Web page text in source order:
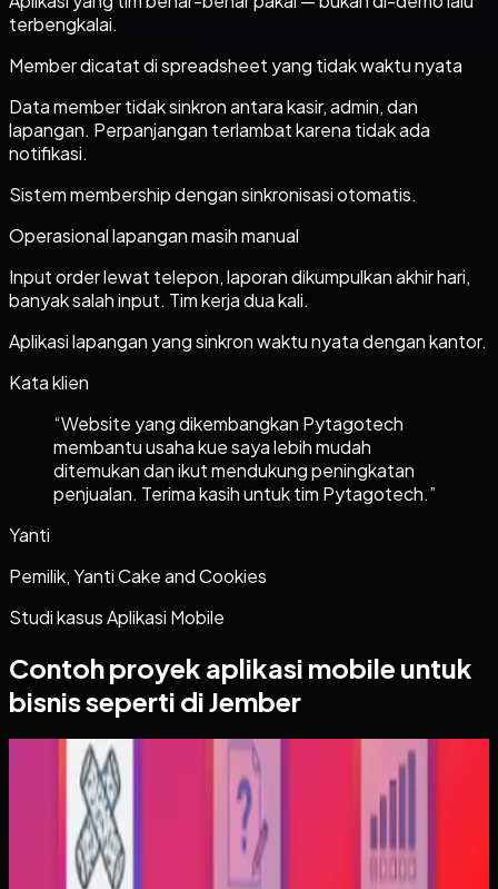
terbengkalai.
Member dicatat di spreadsheet yang tidak waktu nyata
Data member tidak sinkron antara kasir, admin, dan
lapangan. Perpanjangan terlambat karena tidak ada
notifikasi.
Sistem membership dengan sinkronisasi otomatis.
Operasional lapangan masih manual
Input order lewat telepon, laporan dikumpulkan akhir hari,
banyak salah input. Tim kerja dua kali.
Aplikasi lapangan yang sinkron waktu nyata dengan kantor.
Kata klien
“Website yang dikembangkan Pytagotech
membantu usaha kue saya lebih mudah
ditemukan dan ikut mendukung peningkatan
penjualan. Terima kasih untuk tim Pytagotech.”
Yanti
Pemilik, Yanti Cake and Cookies
Studi kasusAplikasi Mobile
Contoh proyek aplikasi mobile untuk
bisnis seperti di Jember
Aplikasi Mobile
Trajectfika
Trajectfika